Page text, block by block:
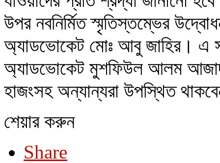
উপর নবনির্মিত স্মৃতিস্তম্ভের
অ্যাডভোকেট মোঃ আবু জাহির। এ
অ্যাডভোকেট মুশফিউল আলম আজাদ
হাজংসহ অন্যান্যরা উপস্থিত
শেয়ার করুন
Share